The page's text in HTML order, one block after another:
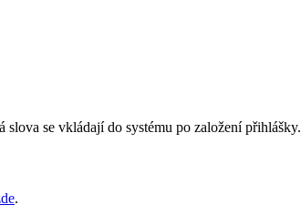
slova se vkládají do systému po založení přihlášky.
.